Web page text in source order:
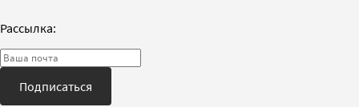
Рассылка:
Подписаться